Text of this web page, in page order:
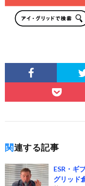
関連する記事
ESR・ギ
グリッド